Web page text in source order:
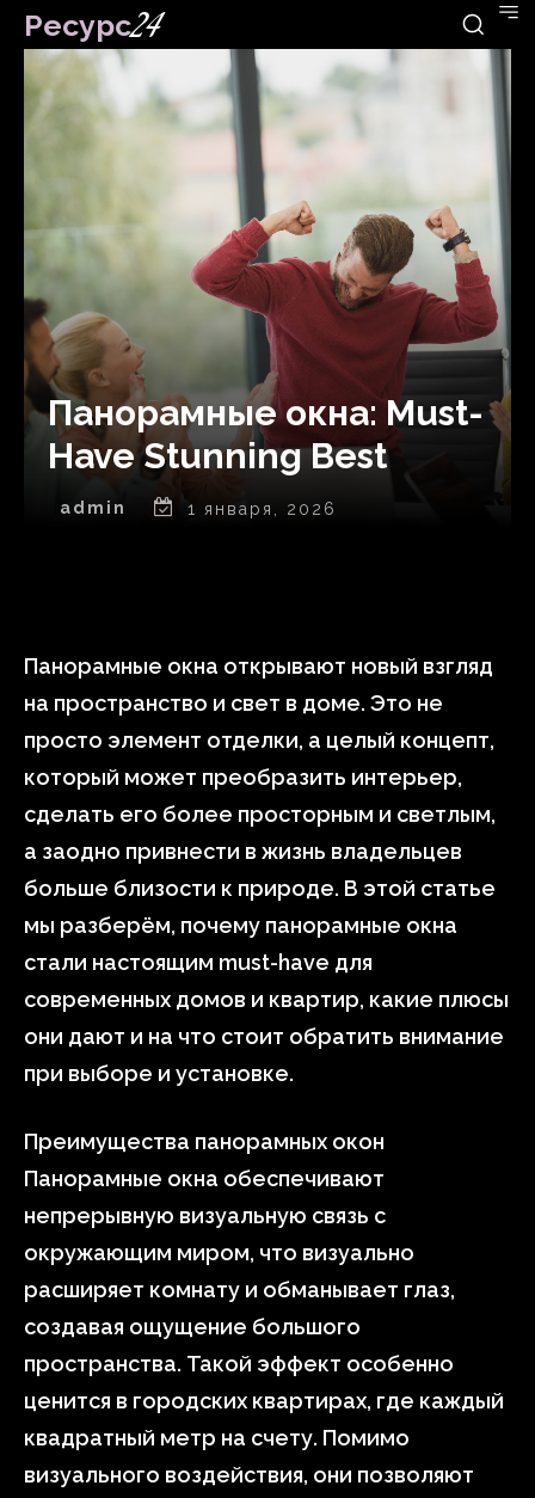
Ресурс24
Панорамные окна: Must-
Have Stunning Best
admin 1 января, 2026
Панорамные окна открывают новый взгляд
на пространство и свет в доме. Это не
просто элемент отделки, а целый концепт,
который может преобразить интерьер,
сделать его более просторным и светлым,
а заодно привнести в жизнь владельцев
больше близости к природе. В этой статье
мы разберём, почему панорамные окна
стали настоящим must-have для
современных домов и квартир, какие плюсы
они дают и на что стоит обратить внимание
при выборе и установке.
Преимущества панорамных окон
Панорамные окна обеспечивают
непрерывную визуальную связь с
окружающим миром, что визуально
расширяет комнату и обманывает глаз,
создавая ощущение большого
пространства. Такой эффект особенно
ценится в городских квартирах, где каждый
квадратный метр на счету. Помимо
визуального воздействия, они позволяют